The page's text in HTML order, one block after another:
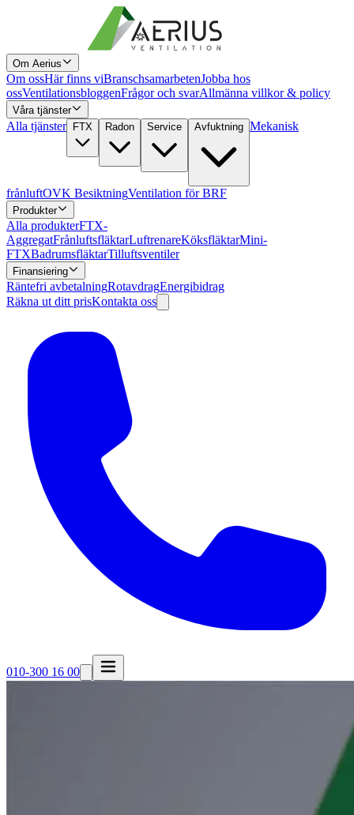
Om Aerius
Om ossHär finns viBranschsamarbetenJobba hos
ossVentilationsbloggenFrågor och svarAllmänna villkor & policy
Våra tjänster
Alla tjänster FTX Radon Service Avfuktning Mekanisk
frånluftOVK BesiktningVentilation för BRF
Produkter
Alla produkterFTX-
AggregatFrånluftsfläktarLuftrenareKöksfläktarMini-
FTXBadrumsfläktarTilluftsventiler
Finansiering
Räntefri avbetalningRotavdragEnergibidrag
Räkna ut ditt prisKontakta oss
010-300 16 00